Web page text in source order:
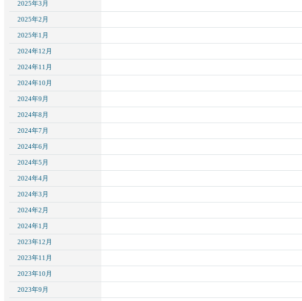
2025年3月
2025年2月
2025年1月
2024年12月
2024年11月
2024年10月
2024年9月
2024年8月
2024年7月
2024年6月
2024年5月
2024年4月
2024年3月
2024年2月
2024年1月
2023年12月
2023年11月
2023年10月
2023年9月